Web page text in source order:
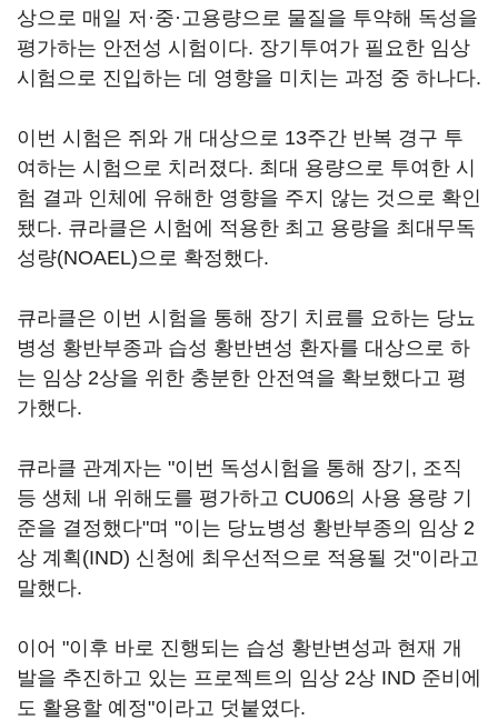
상으로 매일 저·중·고용량으로 물질을 투약해 독성을
평가하는 안전성 시험이다. 장기투여가 필요한 임상
시험으로 진입하는 데 영향을 미치는 과정 중 하나다.
이번 시험은 쥐와 개 대상으로 13주간 반복 경구 투
여하는 시험으로 치러졌다. 최대 용량으로 투여한 시
험 결과 인체에 유해한 영향을 주지 않는 것으로 확인
됐다. 큐라클은 시험에 적용한 최고 용량을 최대무독
성량(NOAEL)으로 확정했다.
큐라클은 이번 시험을 통해 장기 치료를 요하는 당뇨
병성 황반부종과 습성 황반변성 환자를 대상으로 하
는 임상 2상을 위한 충분한 안전역을 확보했다고 평
가했다.
큐라클 관계자는 "이번 독성시험을 통해 장기, 조직
등 생체 내 위해도를 평가하고 CU06의 사용 용량 기
준을 결정했다"며 "이는 당뇨병성 황반부종의 임상 2
상 계획(IND) 신청에 최우선적으로 적용될 것"이라고
말했다.
이어 "이후 바로 진행되는 습성 황반변성과 현재 개
발을 추진하고 있는 프로젝트의 임상 2상 IND 준비에
도 활용할 예정"이라고 덧붙였다.